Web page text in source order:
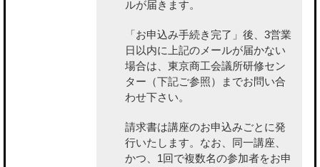
ルが届きます。
「お申込み手続き完了」後、3営業
日以内に上記のメールが届かない
場合は、東京商工会議所研修セン
ター（下記ご参照）までお問い合
わせ下さい。
請求書は講座のお申込みごとに発
行いたします。なお、同一講座、
かつ、1回で複数名の参加者をお申